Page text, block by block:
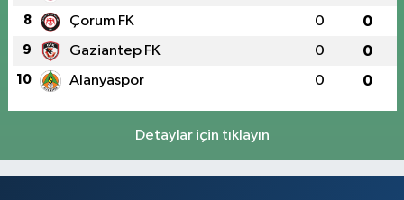
8 Çorum FK 0 0
9 Gaziantep FK 0 0
10 Alanyaspor 0 0
Detaylar için tıklayın